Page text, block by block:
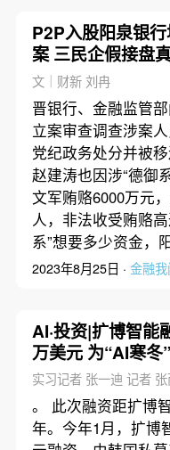
P2P入股阳泉银
案 三民企假接盘
文｜财新 刘冉
晋银行、金融监管
立案审查调查涉案
党纪政务处分并被
赵建涛也因涉“德御
文军贿赂6000万元
人，非法收受贿赂
系”想要多少资金
2023年8月25日 · 金融我
AI·投资|扩博智能
万美元 为“AI寒冬
实习记者 张一迪 记者
。 此次融资距扩博
年。今年1月，扩博